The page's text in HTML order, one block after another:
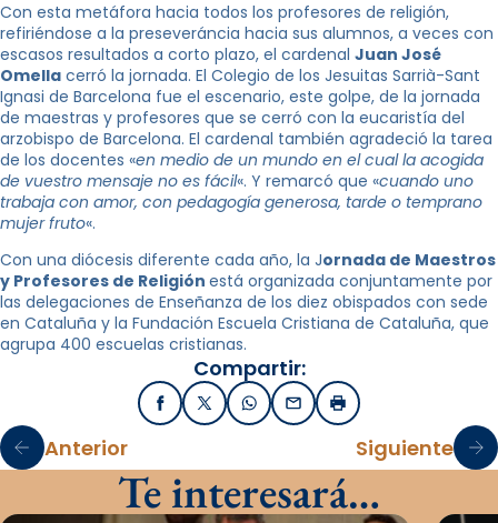
Con esta metáfora hacia todos los profesores de religión,
refiriéndose a la preseveráncia hacia sus alumnos, a veces con
escasos resultados a corto plazo, el cardenal Juan José
Omella cerró la jornada. El Colegio de los Jesuitas Sarrià-Sant
Ignasi de Barcelona fue el escenario, este golpe, de la jornada
de maestras y profesores que se cerró con la eucaristía del
arzobispo de Barcelona. El cardenal también agradeció la tarea
de los docentes «en medio de un mundo en el cual la acogida
de vuestro mensaje no es fácil«. Y remarcó que «cuando uno
trabaja con amor, con pedagogía generosa, tarde o temprano
mujer fruto«.
Con una diócesis diferente cada año, la Jornada de Maestros
y Profesores de Religión está organizada conjuntamente por
las delegaciones de Enseñanza de los diez obispados con sede
en Cataluña y la Fundación Escuela Cristiana de Cataluña, que
agrupa 400 escuelas cristianas.
Compartir:
FacebookX / TwitterWhatsApp
EmailImprimir
Anterior Siguiente
Te interesará…